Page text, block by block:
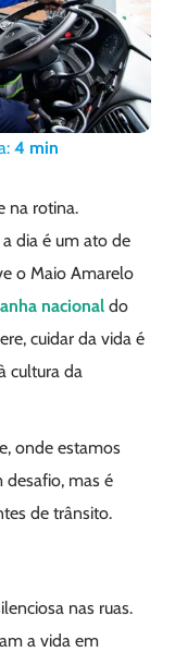
4 min
na rotina.
dia é um ato de
o Maio Amarelo
nacional do
cuidar da vida é
cultura da
onde estamos
mas é
de trânsito.
nas ruas.
a vida em